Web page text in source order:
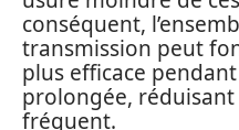
conséquent,
transmission peut
plus efficace
prolongée, réduisant
fréquent.